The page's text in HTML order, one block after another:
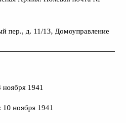
пер., д. 11/13, Домоуправление
ноября 1941
: 10 ноября 1941